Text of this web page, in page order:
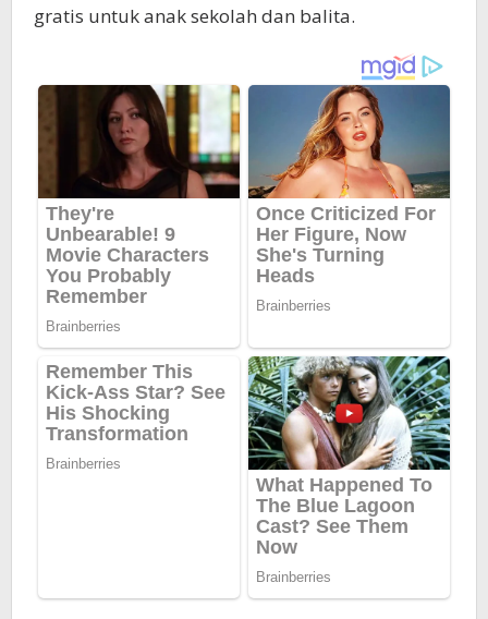
gratis untuk anak sekolah dan balita.